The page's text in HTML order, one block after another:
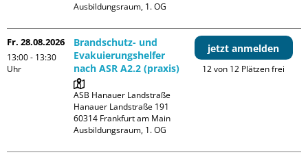
Ausbildungsraum, 1. OG
Fr. 28.08.2026
13:00 - 13:30
Uhr
Brandschutz- und
Evakuierungshelfer
nach ASR A2.2 (praxis)
ASB Hanauer Landstraße
Hanauer Landstraße 191
60314 Frankfurt am Main
Ausbildungsraum, 1. OG
jetzt anmelden
12 von 12 Plätzen frei